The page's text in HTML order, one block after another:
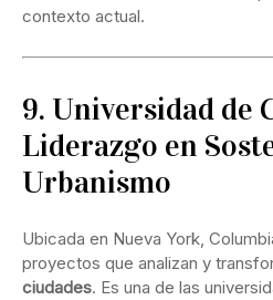
contexto actual.
9. Universidad de
Liderazgo en
Urbanismo
Ubicada en Nueva York,
proyectos que analizan y
ciudades. Es una de las